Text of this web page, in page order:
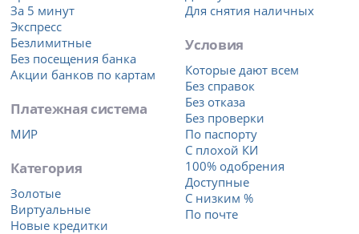
За 5 минут
Экспресс
Безлимитные
Без посещения банка
Акции банков по картам
Платежная система
МИР
Категория
Золотые
Виртуальные
Новые кредитки
Для снятия наличных
Условия
Которые дают всем
Без справок
Без отказа
Без проверки
По паспорту
С плохой КИ
100% одобрения
Доступные
С низким %
По почте